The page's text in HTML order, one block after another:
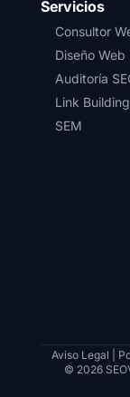
Servicios
Consultor
Diseño Web
Auditoría
Link Building
SEM
© 2026
Aviso Legal